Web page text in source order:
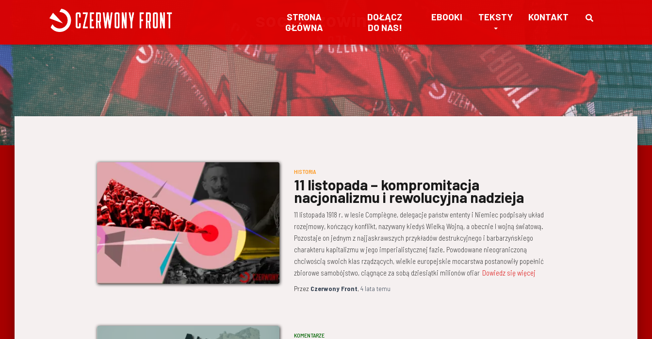
STRONA
GŁÓWNA
DOŁĄCZ
DO NAS!
EBOOKI TEKSTY KONTAKT
socjalszowinizm
HISTORIA
11 listopada – kompromitacja
nacjonalizmu i rewolucyjna nadzieja
11 listopada 1918 r. w lesie Compiègne, delegacje państw ententy i Niemiec podpisały układ
rozejmowy, kończący konflikt, nazywany kiedyś Wielką Wojną, a obecnie I wojną światową.
Pozostaje on jednym z najjaskrawszych przykładów destrukcyjnego i barbarzyńskiego
charakteru kapitalizmu w jego imperialistycznej fazie. Powodowane nieograniczoną
chciwością swoich klas rządzących, wielkie europejskie mocarstwa postanowiły popełnić
zbiorowe samobójstwo, ciągnące za sobą dziesiątki milionów ofiar Dowiedz się więcej
Przez Czerwony Front, 4 lata temu
KOMENTARZE